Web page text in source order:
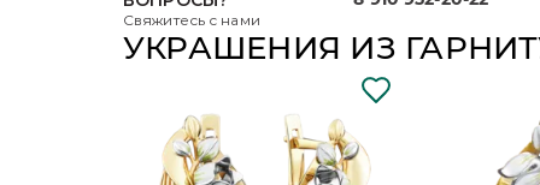
Свяжитесь с нами
УКРАШЕНИЯ ИЗ